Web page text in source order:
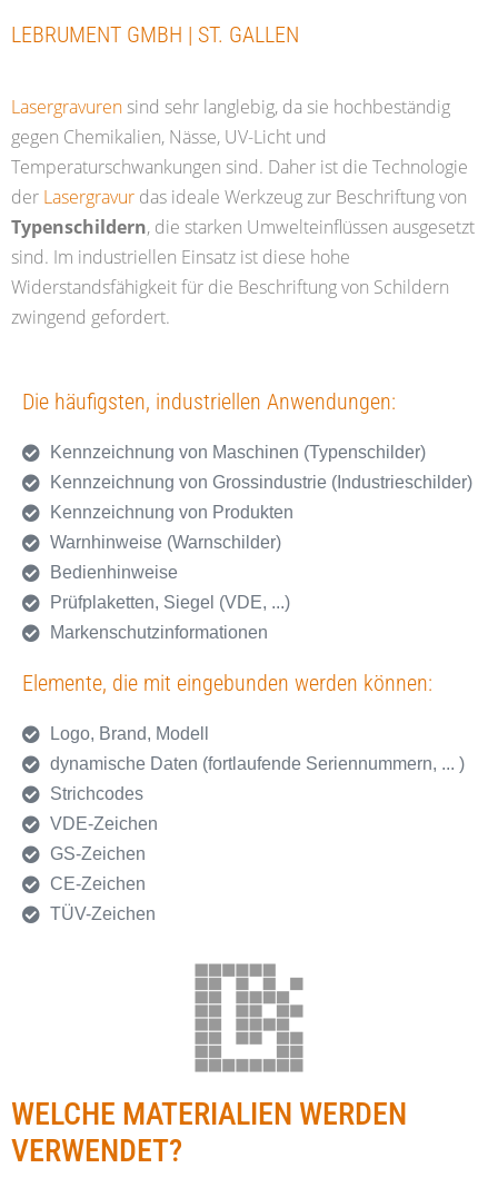
LEBRUMENT GMBH | ST. GALLEN
Lasergravurensind sehr langlebig, da sie hochbeständig
gegen Chemikalien, Nässe, UV-Licht und
Temperaturschwankungen sind. Daher ist die Technologie
der Lasergravur das ideale Werkzeug zur Beschriftung von
Typenschildern, die starken Umwelteinflüssen ausgesetzt
sind. Im industriellen Einsatz ist diese hohe
Widerstandsfähigkeit für die Beschriftung von Schildern
zwingend gefordert.
Die häufigsten, industriellen Anwendungen:
Kennzeichnung von Maschinen (Typenschilder)
Kennzeichnung von Grossindustrie (Industrieschilder)
Kennzeichnung von Produkten
Warnhinweise (Warnschilder)
Bedienhinweise
Prüfplaketten, Siegel (VDE, ...)
Markenschutzinformationen
Elemente, die mit eingebunden werden können:
Logo, Brand, Modell
dynamische Daten (fortlaufende Seriennummern, ... )
Strichcodes
VDE-Zeichen
GS-Zeichen
CE-Zeichen
TÜV-Zeichen
WELCHE MATERIALIEN WERDEN
VERWENDET?